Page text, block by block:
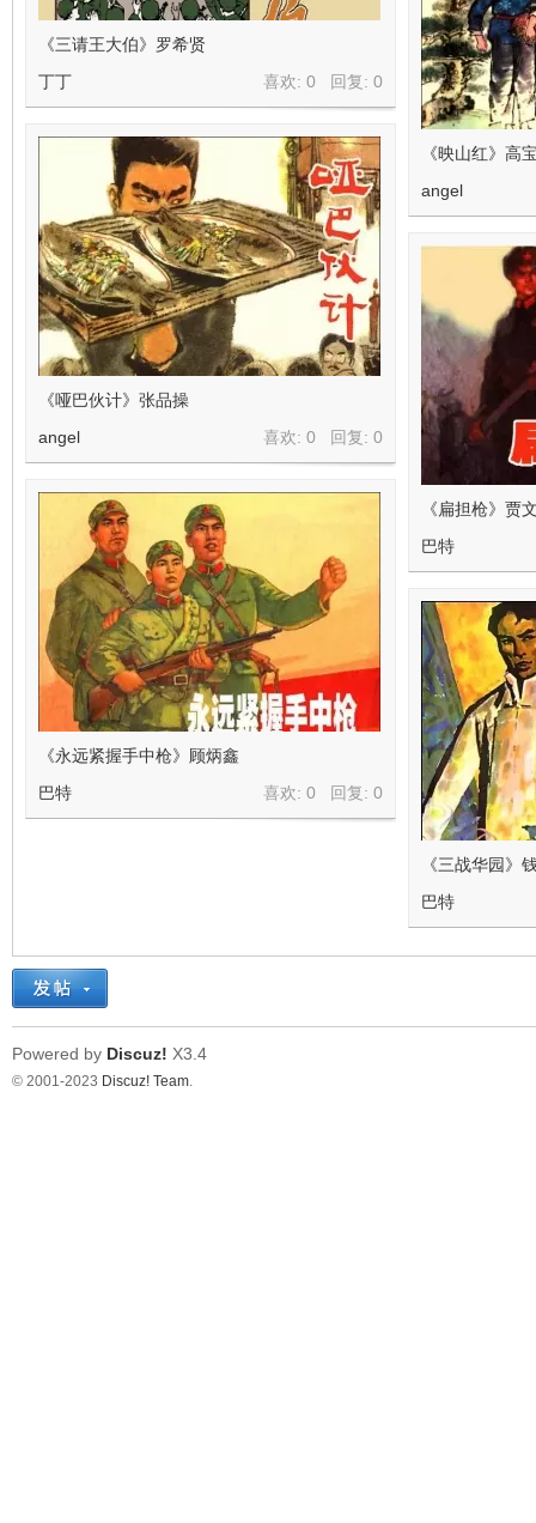
《三请王大伯》罗希贤
喜欢: 0 回复: 0
丁丁
《映山红》高
angel
《哑巴伙计》张品操
喜欢: 0 回复: 0
angel
《扁担枪》贾
巴特
《永远紧握手中枪》顾炳鑫
喜欢: 0 回复: 0
巴特
《三战华园》
巴特
Powered by Discuz! X3.4
© 2001-2023 Discuz! Team.